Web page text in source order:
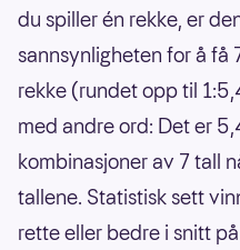
du spiller én rekke, er
sannsynligheten for å få
rekke (rundet opp til
med andre ord: Det er
kombinasjoner av 7 tall
tallene. Statistisk sett
rette eller bedre i snitt